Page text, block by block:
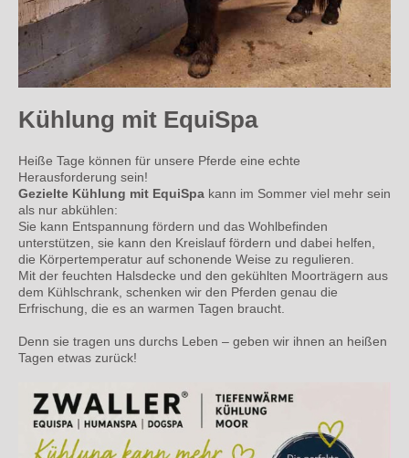
Kühlung mit EquiSpa
Heiße Tage können für unsere Pferde eine echte
Herausforderung sein!
Gezielte Kühlung mit EquiSpa kann im Sommer viel mehr sein
als nur abkühlen:
Sie kann Entspannung fördern und das Wohlbefinden
unterstützen, sie kann den Kreislauf fördern und dabei helfen,
die Körpertemperatur auf schonende Weise zu regulieren.
Mit der feuchten Halsdecke und den gekühlten Moorträgern aus
dem Kühlschrank, schenken wir den Pferden genau die
Erfrischung, die es an warmen Tagen braucht.
Denn sie tragen uns durchs Leben – geben wir ihnen an heißen
Tagen etwas zurück!